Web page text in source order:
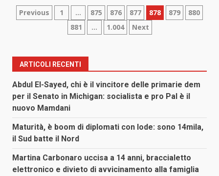
Paginazione
articoli
Previous 1 … 875 876 877 878 879
880
881
… 1.004 Next
ARTICOLI RECENTI
Abdul El-Sayed, chi è il vincitore delle primarie dem
per il Senato in Michigan: socialista e pro Pal è il
nuovo Mamdani
Maturità, è boom di diplomati con lode: sono 14mila,
il Sud batte il Nord
Martina Carbonaro uccisa a 14 anni, braccialetto
elettronico e divieto di avvicinamento alla famiglia